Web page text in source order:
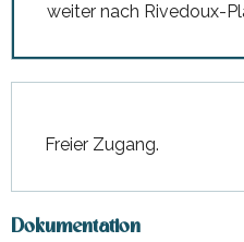
weiter nach Rivedoux-
Freier Zugang.
Dokumentation